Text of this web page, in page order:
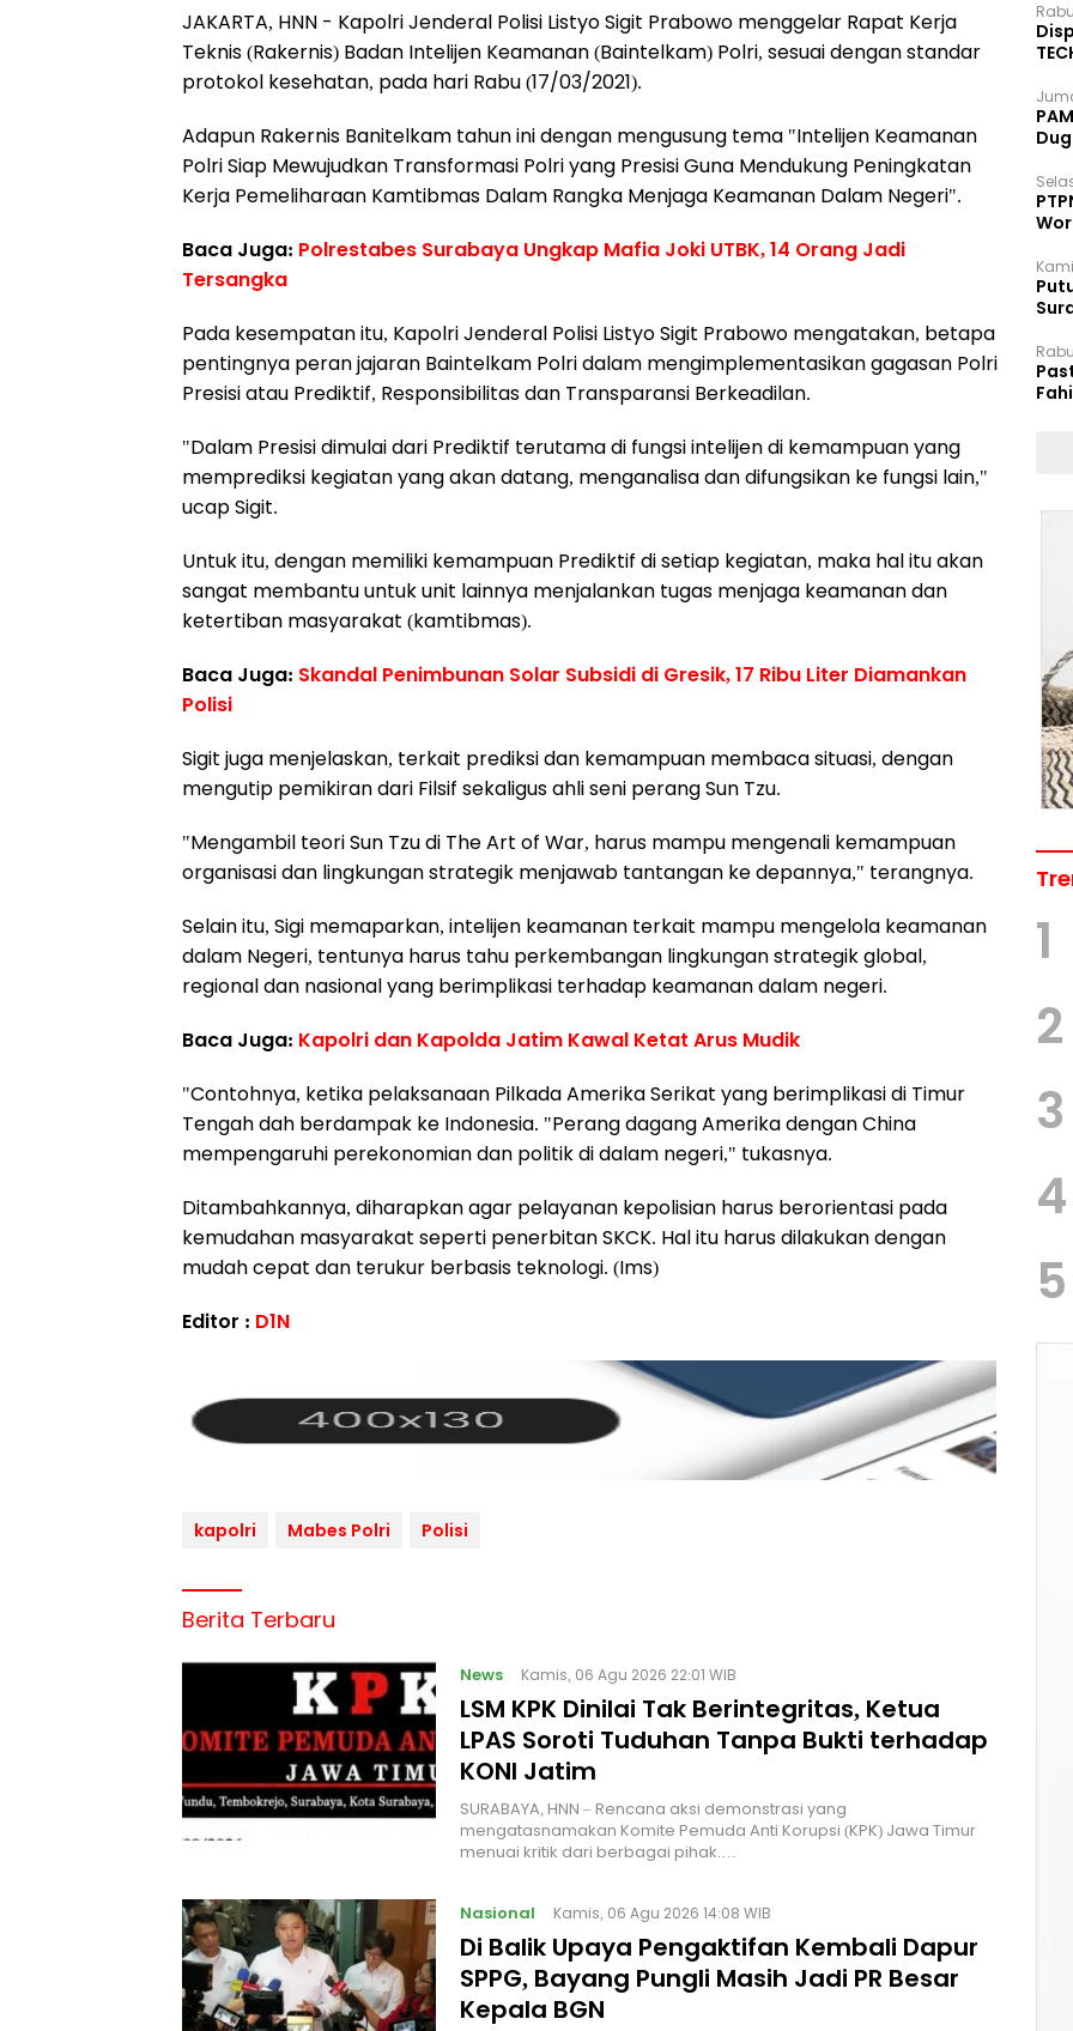
JAKARTA, HNN - Kapolri Jenderal Polisi Listyo Sigit Prabowo menggelar Rapat Kerja
Teknis (Rakernis) Badan Intelijen Keamanan (Baintelkam) Polri, sesuai dengan standar
protokol kesehatan, pada hari Rabu (17/03/2021).
Adapun Rakernis Banitelkam tahun ini dengan mengusung tema "Intelijen Keamanan
Polri Siap Mewujudkan Transformasi Polri yang Presisi Guna Mendukung Peningkatan
Kerja Pemeliharaan Kamtibmas Dalam Rangka Menjaga Keamanan Dalam Negeri".
Baca Juga: Polrestabes Surabaya Ungkap Mafia Joki UTBK, 14 Orang Jadi
Tersangka
Pada kesempatan itu, Kapolri Jenderal Polisi Listyo Sigit Prabowo mengatakan, betapa
pentingnya peran jajaran Baintelkam Polri dalam mengimplementasikan gagasan Polri
Presisi atau Prediktif, Responsibilitas dan Transparansi Berkeadilan.
"Dalam Presisi dimulai dari Prediktif terutama di fungsi intelijen di kemampuan yang
memprediksi kegiatan yang akan datang, menganalisa dan difungsikan ke fungsi lain,"
ucap Sigit.
Untuk itu, dengan memiliki kemampuan Prediktif di setiap kegiatan, maka hal itu akan
sangat membantu untuk unit lainnya menjalankan tugas menjaga keamanan dan
ketertiban masyarakat (kamtibmas).
Baca Juga: Skandal Penimbunan Solar Subsidi di Gresik, 17 Ribu Liter Diamankan
Polisi
Sigit juga menjelaskan, terkait prediksi dan kemampuan membaca situasi, dengan
mengutip pemikiran dari Filsif sekaligus ahli seni perang Sun Tzu.
"Mengambil teori Sun Tzu di The Art of War, harus mampu mengenali kemampuan
organisasi dan lingkungan strategik menjawab tantangan ke depannya," terangnya.
Selain itu, Sigi memaparkan, intelijen keamanan terkait mampu mengelola keamanan
dalam Negeri, tentunya harus tahu perkembangan lingkungan strategik global,
regional dan nasional yang berimplikasi terhadap keamanan dalam negeri.
Baca Juga: Kapolri dan Kapolda Jatim Kawal Ketat Arus Mudik
"Contohnya, ketika pelaksanaan Pilkada Amerika Serikat yang berimplikasi di Timur
Tengah dah berdampak ke Indonesia. "Perang dagang Amerika dengan China
mempengaruhi perekonomian dan politik di dalam negeri," tukasnya.
Ditambahkannya, diharapkan agar pelayanan kepolisian harus berorientasi pada
kemudahan masyarakat seperti penerbitan SKCK. Hal itu harus dilakukan dengan
mudah cepat dan terukur berbasis teknologi. (Ims)
Editor : D1N
kapolri Mabes Polri Polisi
Berita Terbaru
News Kamis, 06 Agu 2026 22:01 WIB
LSM KPK Dinilai Tak Berintegritas, Ketua
LPAS Soroti Tuduhan Tanpa Bukti terhadap
KONI Jatim
SURABAYA, HNN – Rencana aksi demonstrasi yang
mengatasnamakan Komite Pemuda Anti Korupsi (KPK) Jawa Timur
menuai kritik dari berbagai pihak.…
Nasional Kamis, 06 Agu 2026 14:08 WIB
Di Balik Upaya Pengaktifan Kembali Dapur
SPPG, Bayang Pungli Masih Jadi PR Besar
Kepala BGN
1
2
3
4
5